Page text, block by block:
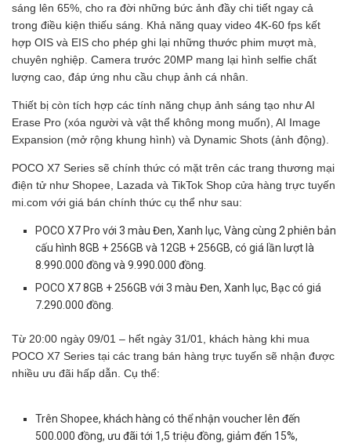
sáng lên 65%, cho ra đời những bức ảnh đầy chi tiết ngay cả
trong điều kiện thiếu sáng. Khả năng quay video 4K-60 fps kết
hợp OIS và EIS cho phép ghi lại những thước phim mượt mà,
chuyên nghiệp. Camera trước 20MP mang lại hình selfie chất
lượng cao, đáp ứng nhu cầu chụp ảnh cá nhân.
Thiết bị còn tích hợp các tính năng chụp ảnh sáng tạo như AI
Erase Pro (xóa người và vật thể không mong muốn), AI Image
Expansion (mở rộng khung hình) và Dynamic Shots (ảnh động).
POCO X7 Series sẽ chính thức có mặt trên các trang thương mại
điện tử như Shopee, Lazada và TikTok Shop cửa hàng trực tuyến
mi.com với giá bán chính thức cụ thể như sau:
POCO X7 Pro với 3 màu Đen, Xanh lục, Vàng cùng 2 phiên bản
cấu hình 8GB + 256GB và 12GB + 256GB, có giá lần lượt là
8.990.000 đồng và 9.990.000 đồng.
POCO X7 8GB + 256GB với 3 màu Đen, Xanh lục, Bạc có giá
7.290.000 đồng.
Từ 20:00 ngày 09/01 – hết ngày 31/01, khách hàng khi mua
POCO X7 Series tại các trang bán hàng trực tuyến sẽ nhận được
nhiều ưu đãi hấp dẫn. Cụ thể:
Trên Shopee, khách hàng có thể nhận voucher lên đến
500.000 đồng, ưu đãi tới 1,5 triệu đồng, giảm đến 15%,